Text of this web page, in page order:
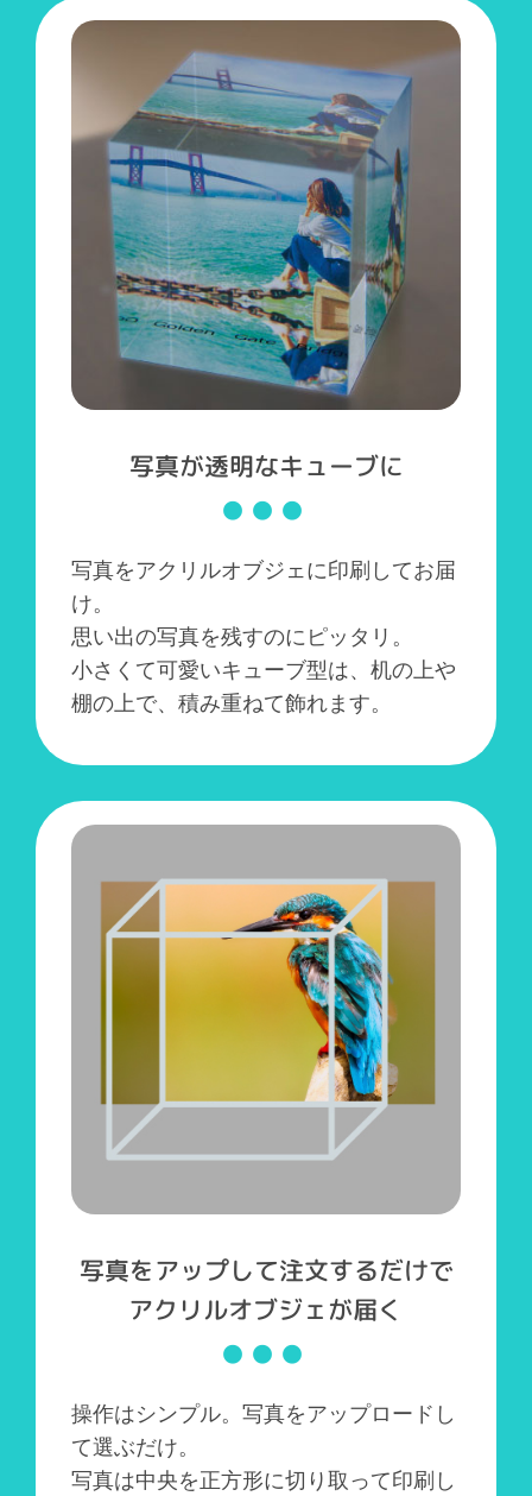
写真が透明なキューブに
写真をアクリルオブジェに印刷してお届
け。
思い出の写真を残すのにピッタリ。
小さくて可愛いキューブ型は、机の上や
棚の上で、積み重ねて飾れます。
写真をアップして注文するだけで
アクリルオブジェが届く
操作はシンプル。写真をアップロードし
て選ぶだけ。
写真は中央を正方形に切り取って印刷し